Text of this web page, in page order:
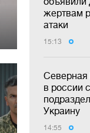
жертвам
атаки
15:13
Северная
в россии
Украину
14:55